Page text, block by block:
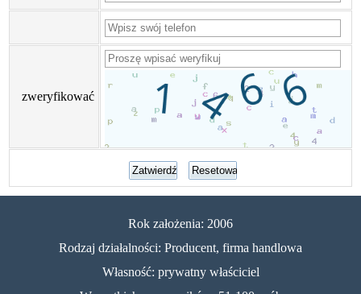
zweryfikować
Rok założenia: 2006
Rodzaj działalności: Producent, firma handlowa
Własność: prywatny właściciel